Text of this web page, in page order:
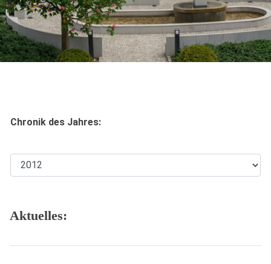
Chronik des Jahres:
Aktuelles: